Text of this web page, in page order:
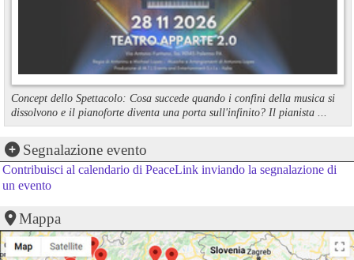
Concept dello Spettacolo: Cosa succede quando i confini della musica si
dissolvono e il pianoforte diventa una porta sull'infinito? Il pianista ...
Segnalazione evento
Contribuisci al calendario di PeaceLink inviando la segnalazione di
un evento
Mappa